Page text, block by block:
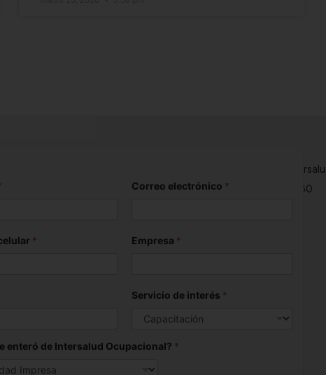
4371 300
+57 317 434 7180
Correo electrónico *
* Empresa *
Servicio de interés *
enteró de Intersalud Ocupacional? *